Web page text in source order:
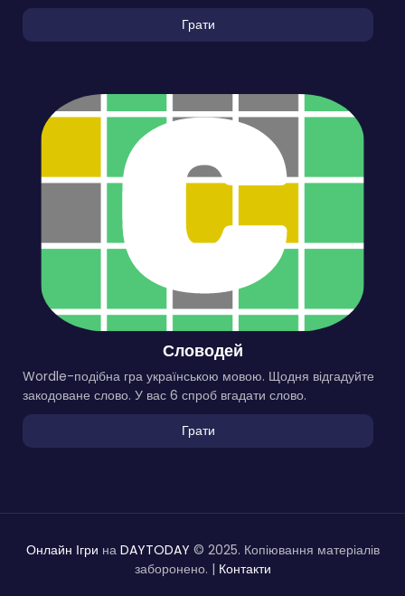
Грати
Словодей
Wordle-подібна гра українською мовою. Щодня відгадуйте
закодоване слово. У вас 6 спроб вгадати слово.
Грати
Онлайн Ігри на DAYTODAY © 2025. Копіювання матеріалів
заборонено. | Контакти